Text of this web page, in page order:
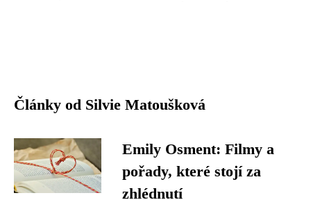
Články od Silvie Matoušková
Emily Osment: Filmy a
pořady, které stojí za
zhlédnutí